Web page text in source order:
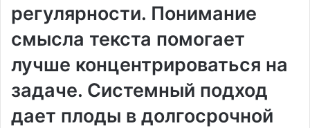
регулярности. Понимание
смысла текста помогает
лучше концентрироваться на
задаче. Системный подход
дает плоды в долгосрочной